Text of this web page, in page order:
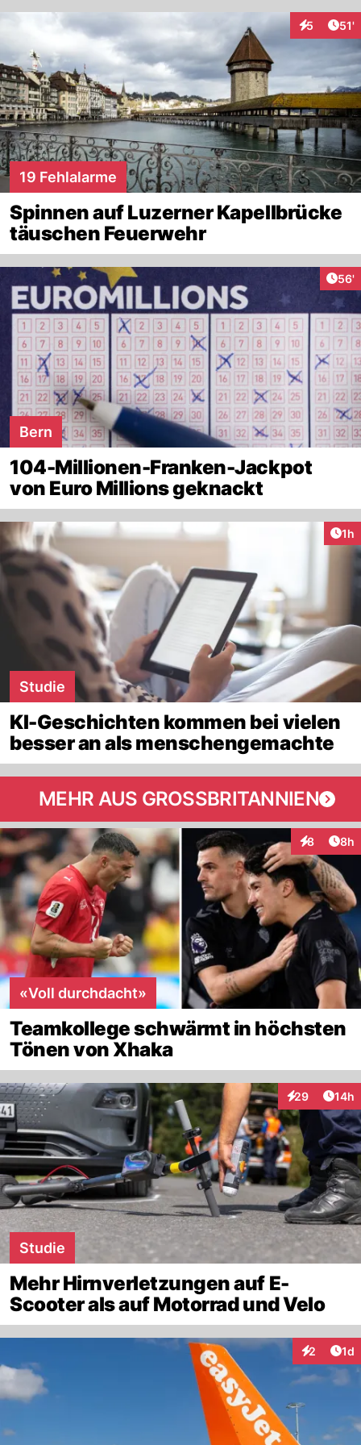
5 51'
19 Fehlalarme
Spinnen auf Luzerner Kapellbrücke
täuschen Feuerwehr
56'
Bern
104-Millionen-Franken-Jackpot
von Euro Millions geknackt
1h
Studie
KI-Geschichten kommen bei vielen
besser an als menschengemachte
MEHR AUS GROSSBRITANNIEN
8 8h
«Voll durchdacht»
Teamkollege schwärmt in höchsten
Tönen von Xhaka
29
Interaktionen
14h
Studie
Mehr Hirnverletzungen auf E-
Scooter als auf Motorrad und Velo
2 1d